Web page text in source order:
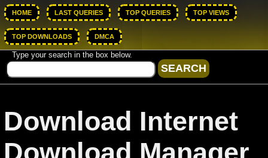
HOME LAST QUERIES TOP QUERIES TOP VIEWS
TOP DOWNLOADS DMCA
Type your search in the box below.
Download Internet